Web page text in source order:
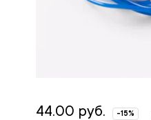
44.00 руб. -15%